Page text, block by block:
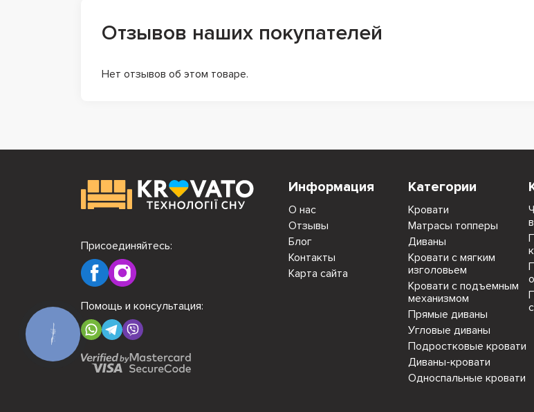
Отзывов наших покупателей
Нет отзывов об этом товаре.
Информация
О нас
Отзывы
Блог
Контакты
Карта сайта
Категории
Кровати
Матрасы топперы
Диваны
Кровати с мягким
изголовьем
Кровати с подъемным
механизмом
Прямые диваны
Угловые диваны
Подростковые кровати
Диваны-кровати
Односпальные кровати
Присоединяйтесь:
Помощь и консультация:
КНОПКА
СВЯЗИ